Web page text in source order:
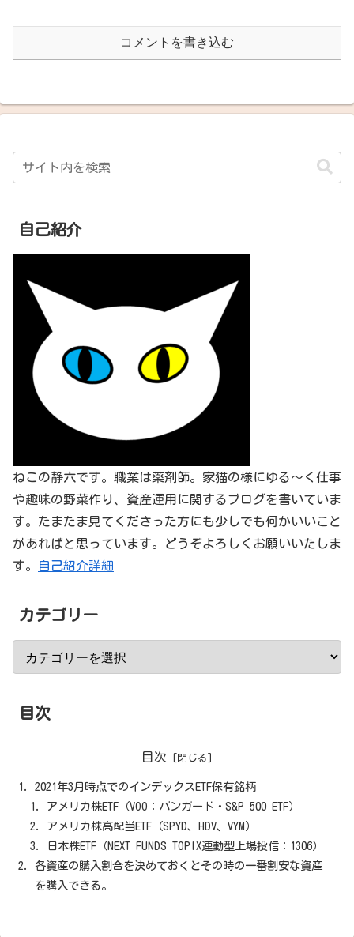
コメントを書き込む
自己紹介
ねこの静六です。職業は薬剤師。家猫の様にゆる～く仕事
や趣味の野菜作り、資産運用に関するブログを書いていま
す。たまたま見てくださった方にも少しでも何かいいこと
があればと思っています。どうぞよろしくお願いいたしま
す。
自己紹介詳細
カテゴリー
目次
目次
2021年3月時点でのインデックスETF保有銘柄
アメリカ株ETF（VOO：バンガード・S&P 500 ETF）
アメリカ株高配当ETF（SPYD、HDV、VYM）
日本株ETF（NEXT FUNDS TOPIX連動型上場投信：1306）
各資産の購入割合を決めておくとその時の一番割安な資産
を購入できる。